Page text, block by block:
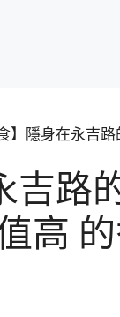
】隱身在永吉
吉路
高